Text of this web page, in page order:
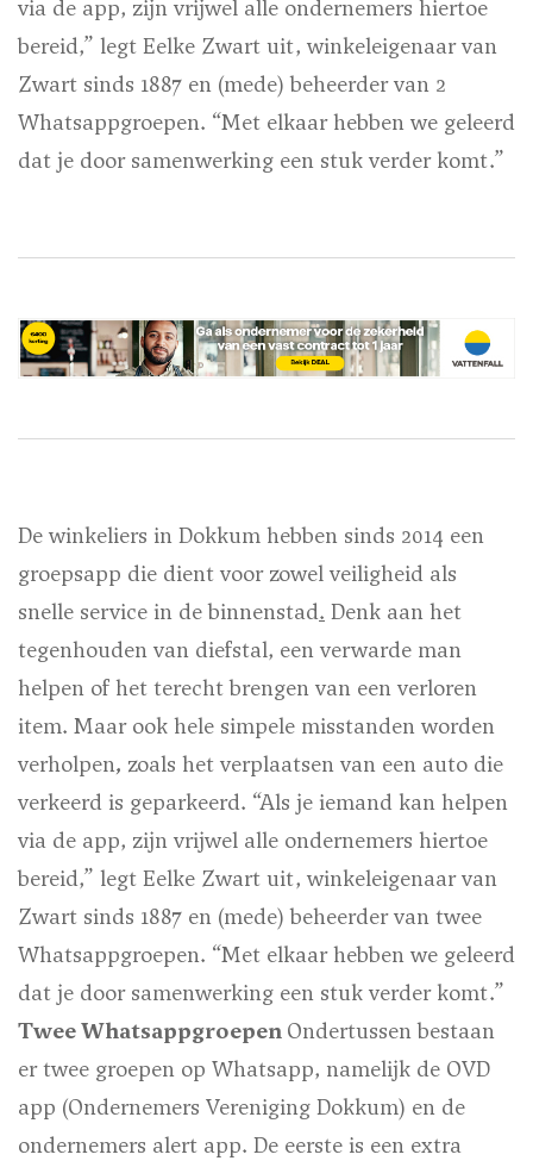
via de app, zijn vrijwel alle ondernemers hiertoe
bereid,” legt Eelke Zwart uit, winkeleigenaar van
Zwart sinds 1887 en (mede) beheerder van 2
Whatsappgroepen. “Met elkaar hebben we geleerd
dat je door samenwerking een stuk verder komt.”
De winkeliers in Dokkum hebben sinds 2014 een
groepsapp die dient voor zowel veiligheid als
snelle service in de binnenstad. Denk aan het
tegenhouden van diefstal, een verwarde man
helpen of het terecht brengen van een verloren
item. Maar ook hele simpele misstanden worden
verholpen, zoals het verplaatsen van een auto die
verkeerd is geparkeerd. “Als je iemand kan helpen
via de app, zijn vrijwel alle ondernemers hiertoe
bereid,” legt Eelke Zwart uit, winkeleigenaar van
Zwart sinds 1887 en (mede) beheerder van twee
Whatsappgroepen. “Met elkaar hebben we geleerd
dat je door samenwerking een stuk verder komt.”
Twee Whatsappgroepen Ondertussen bestaan
er twee groepen op Whatsapp, namelijk de OVD
app (Ondernemers Vereniging Dokkum) en de
ondernemers alert app. De eerste is een extra